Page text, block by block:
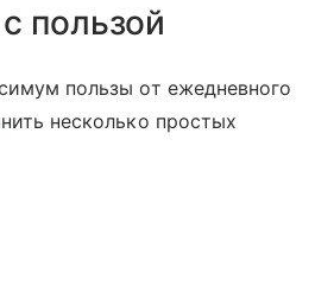
пользой
пользы от ежедневного
несколько простых